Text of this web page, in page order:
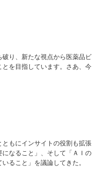
り、新たな視点から医薬品ビ
を目指しています。さあ、今
もにインサイトの役割も拡張
なること」、そして「ＡＩの
ること」を議論してきた。